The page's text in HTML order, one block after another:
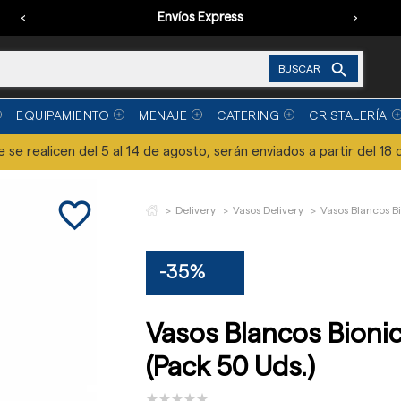
Envíos Express
‹ ›
BUSCAR 
EQUIPAMIENTO MENAJE CATERING CRISTALERÍA
se realicen del 5 al 14 de agosto, serán enviados a partir del
favorite_border Delivery Vasos Delivery Vasos Blancos
-35%
Vasos Blancos
(Pack 50 Uds.)